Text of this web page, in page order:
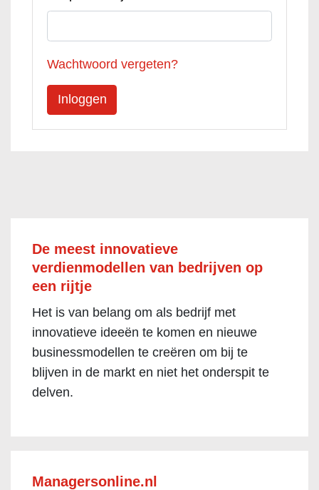
Wachtwoord vergeten?
De meest innovatieve
verdienmodellen van bedrijven op
een rijtje
Het is van belang om als bedrijf met
innovatieve ideeën te komen en nieuwe
businessmodellen te creëren om bij te
blijven in de markt en niet het onderspit te
delven.
Managersonline.nl